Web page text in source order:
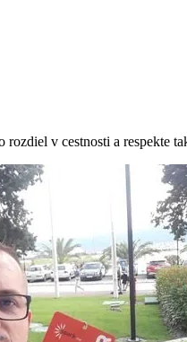
v cestnosti a respekte